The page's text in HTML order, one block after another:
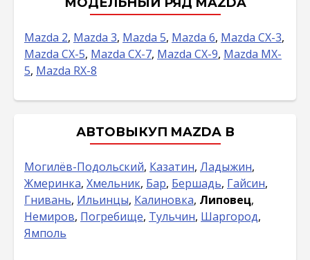
Mazda 2, Mazda 3, Mazda 5, Mazda 6, Mazda CX-3,
Mazda CX-5, Mazda CX-7, Mazda CX-9, Mazda MX-
5, Mazda RX-8
АВТОВЫКУП MAZDA В
Могилёв-Подольский, Казатин, Ладыжин,
Жмеринка, Хмельник, Бар, Бершадь, Гайсин,
Гнивань, Ильинцы, Калиновка, Липовец,
Немиров, Погребище, Тульчин, Шаргород,
Ямполь